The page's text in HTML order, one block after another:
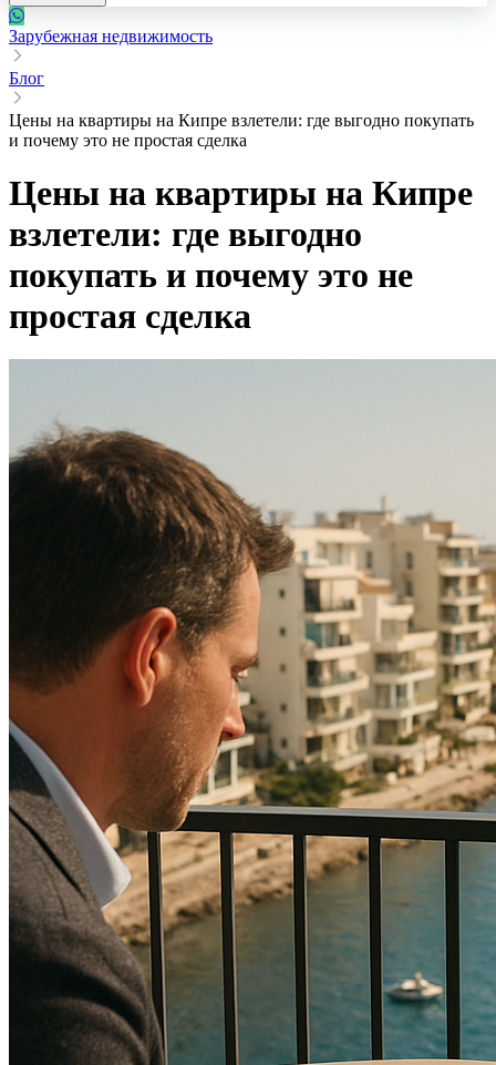
Зарубежная недвижимость
Блог
Цены на квартиры на Кипре взлетели: где выгодно покупать
и почему это не простая сделка
Цены на квартиры на Кипре
взлетели: где выгодно
покупать и почему это не
простая сделка